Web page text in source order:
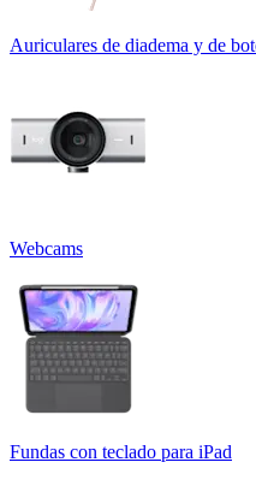
Auriculares de diadema y de
Webcams
Fundas con teclado para iPad